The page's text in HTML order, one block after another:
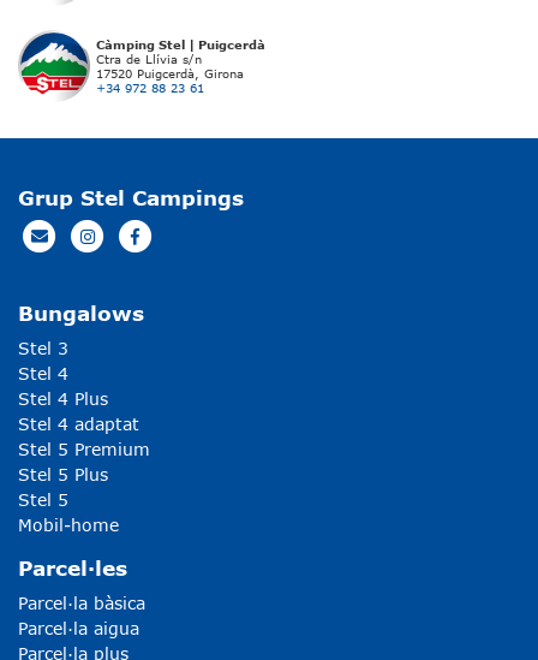
Càmping Stel | Puigcerdà
Ctra de Llívia s/n
17520 Puigcerdà, Girona
+34 972 88 23 61
Grup Stel Campings
Bungalows
Stel 3
Stel 4
Stel 4 Plus
Stel 4 adaptat
Stel 5 Premium
Stel 5 Plus
Stel 5
Mobil-home
Parcel·les
Parcel·la bàsica
Parcel·la aigua
Parcel·la plus